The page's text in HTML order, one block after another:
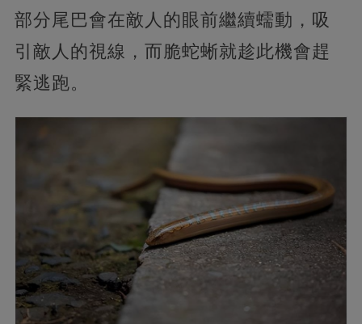
部分尾巴會在敵人的眼前繼續蠕動，吸
引敵人的視線，而脆蛇蜥就趁此機會趕
緊逃跑。